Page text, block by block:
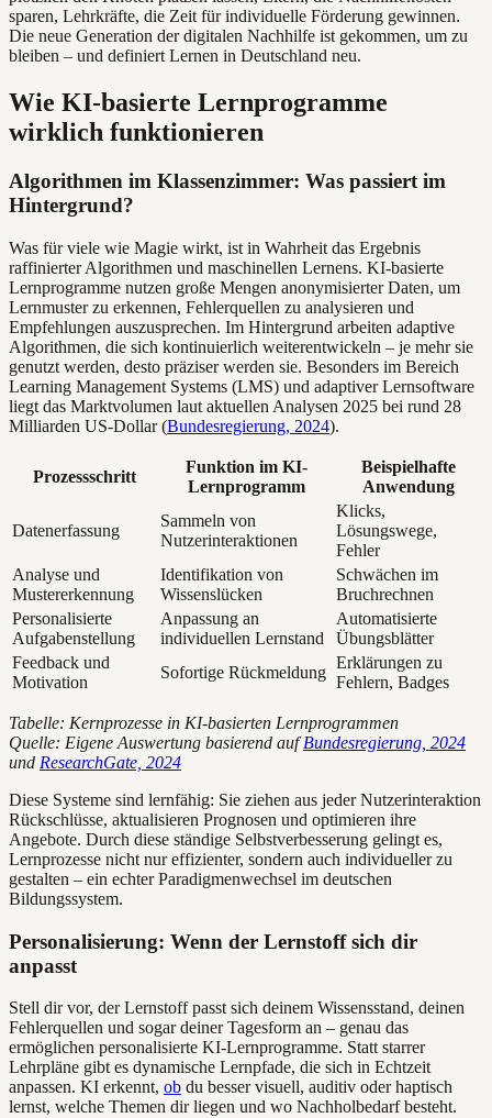
sparen, Lehrkräfte, die Zeit für individuelle Förderung gewinnen.
Die neue Generation der digitalen Nachhilfe ist gekommen, um zu
bleiben – und definiert Lernen in Deutschland neu.
Wie KI-basierte Lernprogramme
wirklich funktionieren
Algorithmen im Klassenzimmer: Was passiert im
Hintergrund?
Was für viele wie Magie wirkt, ist in Wahrheit das Ergebnis
raffinierter Algorithmen und maschinellen Lernens. KI-basierte
Lernprogramme nutzen große Mengen anonymisierter Daten, um
Lernmuster zu erkennen, Fehlerquellen zu analysieren und
Empfehlungen auszusprechen. Im Hintergrund arbeiten adaptive
Algorithmen, die sich kontinuierlich weiterentwickeln – je mehr sie
genutzt werden, desto präziser werden sie. Besonders im Bereich
Learning Management Systems (LMS) und adaptiver Lernsoftware
liegt das Marktvolumen laut aktuellen Analysen 2025 bei rund 28
Milliarden US-Dollar (Bundesregierung, 2024).
Prozessschritt
Funktion im KI-
Lernprogramm
Beispielhafte
Anwendung
Datenerfassung
Sammeln von
Nutzerinteraktionen
Klicks,
Lösungswege,
Fehler
Analyse und
Mustererkennung
Identifikation von
Wissenslücken
Schwächen im
Bruchrechnen
Personalisierte
Aufgabenstellung
Anpassung an
individuellen Lernstand
Automatisierte
Übungsblätter
Feedback und
Motivation
Sofortige Rückmeldung
Erklärungen zu
Fehlern, Badges
Tabelle: Kernprozesse in KI-basierten Lernprogrammen
Quelle: Eigene Auswertung basierend aufBundesregierung, 2024
und ResearchGate, 2024
Diese Systeme sind lernfähig: Sie ziehen aus jeder Nutzerinteraktion
Rückschlüsse, aktualisieren Prognosen und optimieren ihre
Angebote. Durch diese ständige Selbstverbesserung gelingt es,
Lernprozesse nicht nur effizienter, sondern auch individueller zu
gestalten – ein echter Paradigmenwechsel im deutschen
Bildungssystem.
Personalisierung: Wenn der Lernstoff sich dir
anpasst
Stell dir vor, der Lernstoff passt sich deinem Wissensstand, deinen
Fehlerquellen und sogar deiner Tagesform an – genau das
ermöglichen personalisierte KI-Lernprogramme. Statt starrer
Lehrpläne gibt es dynamische Lernpfade, die sich in Echtzeit
anpassen. KI erkennt, ob du besser visuell, auditiv oder haptisch
lernst, welche Themen dir liegen und wo Nachholbedarf besteht.